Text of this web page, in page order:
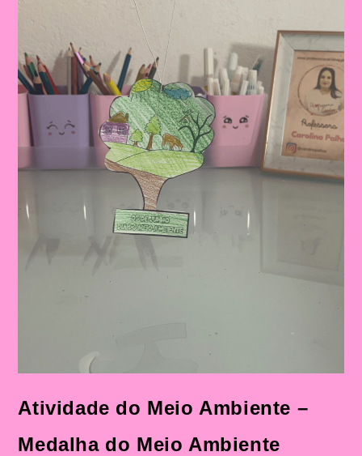
Atividade do Meio Ambiente –
Medalha do Meio Ambiente